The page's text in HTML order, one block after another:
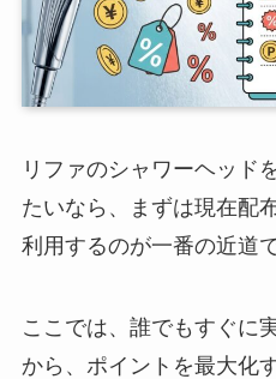
リファのシャワーヘッド
たいなら、まずは現在配
利用するのが一番の近道で
ここでは、誰でもすぐに
から、ポイントを最大化